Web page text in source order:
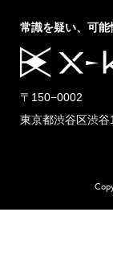
常識を疑い、可能
〒150−0002
東京都渋谷区渋